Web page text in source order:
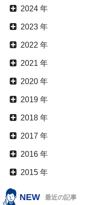
2024 年
2023 年
2022 年
2021 年
2020 年
2019 年
2018 年
2017 年
2016 年
2015 年
NEW 最近の記事